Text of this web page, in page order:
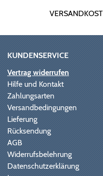
KUNDENSERVICE
Vertrag widerrufen
Hilfe und Kontakt
Zahlungsarten
Versandbedingungen
Lieferung
Rücksendung
AGB
Widerrufsbelehrung
Datenschutzerklärung